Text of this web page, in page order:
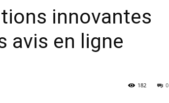
innovantes
avis en ligne
0
182